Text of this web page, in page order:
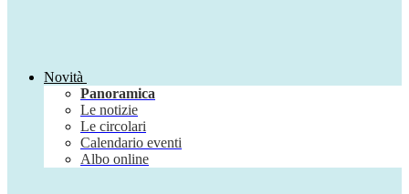
Novità
Panoramica
Le notizie
Le circolari
Calendario eventi
Albo online